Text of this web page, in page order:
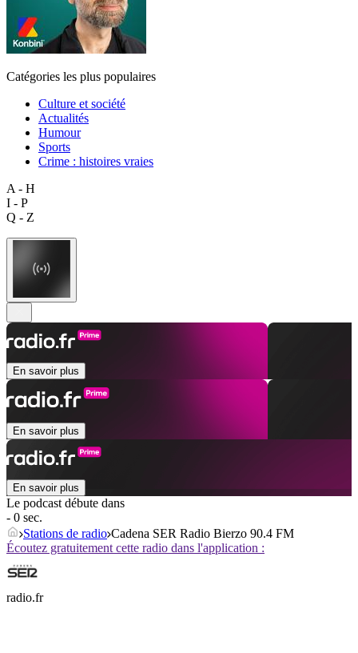
Catégories les plus populaires
Culture et société
Actualités
Humour
Sports
Crime : histoires vraies
A - H
I - P
Q - Z
En savoir plus
En savoir plus
En savoir plus
Le podcast débute dans
- 0 sec.
Stations de radio Cadena SER Radio Bierzo 90.4 FM
Écoutez gratuitement cette radio dans l'application :
radio.fr